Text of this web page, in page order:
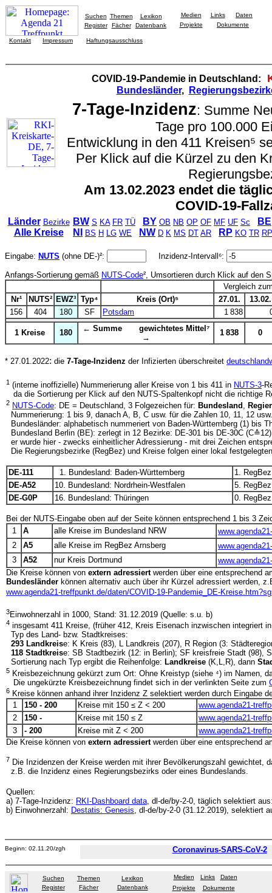
Suchen Themen
Lexikon
Register
Fächer Datenbank
Medien Links
Daten
Projekte
Dokumente
Kontakt Impressum Haftungsausschluss
COVID-19-Pandemie in Deutschland:
Bundesländer,
7-Tage-Inzidenz: Summe
Tage pro 100.000
Entwicklung in den 411 Kreisen⁵
Per Klick auf die Kürzel zu den
Am 13.02.2023 endet die
COVID-19-
Länder Bezirke
Alle Kreise
BW S KA FR TÜ BY OB NB OP OF MF UF Sc
BE
NI
BS H LG WE NW D K MS DT AR RP KO TR RP
Eingabe: NUTS (ohne DE-)²: Inzidenz-Intervall⁶:
Anfangs-Sortierung gemäß NUTS-Code², Umsortieren durch Klick auf den
Vergleich
Nr¹
NUTS² EWZ³ Typ⁴ Kreis (Ort)⁵ 27.01.
13.02.
156
404 180 SF Potsdam 1 838
1 Kreise 180
← Summe gewichtetes Mittel⁷
→
1 838 0
* 27.01.2022: die 7-Tage-Inzidenz der Infizierten überschreitet
1 (interne inoffizielle) Nummerierung aller Kreise von 1 bis 411 in NUTS-3-
da die Sortierung per Klick auf den NUTS-Spaltenkopf nicht die richtige
2 NUTS-Code: DE = Deutschland, 3 Folgezeichen für: Bundesland
Nummerierung: 1 bis 9, danach A, B, C usw. für die Zahlen 10, 11, 12 usw.
Bundesländer: alphabetisch nummeriert von Baden-Württemberg (1) bis
Bundesland Berlin (BE): zerlegt in 12 Bezirke: DE-301 bis DE-30C
er wurde hier - zwecks einheitlicher Adressierung - mit drei Zeichen
Die Regierungsbezirke (RegBez) und Kreise folgen einer lokal
DE-111 1. Bundesland: Baden-Württemberg
1.
DE-A52
10. Bundesland: Nordrhein-Westfalen
5.
DE-G0P
16. Bundesland: Thüringen 0.
Bei der NUTS-Eingabe oben auf der Seite können entsprechend 1 bis 3
1
A alle Kreise im Bundesland NRW
2
A5 alle Kreise im RegBez Arnsberg
3
A52 nur Kreis Dortmund
Die Kreise können von extern adressiertwerden über eine entsprechend
Bundesländer können alternativ auch über ihr Kürzel adressiert werden,
www.agenda21-treffpunkt.de/daten/COVID-19-Pandemie_DE-
3Einwohnerzahl in 1000, Stand: 31.12.2019 (Quelle: s.u. b)
4 insgesamt 411 Kreise, (früher 412, Kreis Eisenach inzwischen integriert
Typ des Land- bzw. Stadtkreises:
293 Landkreise: K Kreis (83), L Landkreis (207), R Region (3:
118 Stadtkreise: SB Stadtbezirk (12: in Berlin); SF kreisfreie Stadt (98),
Sortierung nach Typ ergibt die Reihenfolge: Landkreise (K,L,R), dann
5 Kreisbezeichnung gekürzt zum Ort: Ohne Kreistyp (siehe ⁴) im Namen,
Die ungekürzte Kreisbezeichnung findet sich in der verlinkten Seite zum
6 Kreise können anhand ihrer Inzidenz Z selektiert werden durch Eingabe
1
150 - 200 Kreise mit 150 ≤ Z < 200
www.agenda21-
2
150 - Kreise mit 150 ≤ Z
www.agenda21-
3
- 200 Kreise mit Z < 200
www.agenda21-
Die Kreise können von extern adressiertwerden über eine entsprechend
7 Die Inzidenzen der Kreise werden mit ihrer Bevölkerungszahl
z.B. die Inzidenz eines Regierungsbezirks oder eines Bundeslands.
Quellen:
a) 7-Tage-Inzidenz: RKI-Dashboard data, dl-de/by-2-0, täglich selektiert
b) Einwohnerzahl: Destatis: Genesis, dl-de/by-2-0 (31.12.2019), selektiert
Beginn: 02.11.20/zgh Coronavirus-SARS-CoV-2
Suchen Themen
Lexikon
Register
Fächer Datenbank
Medien Links
Daten
Projekte
Dokumente